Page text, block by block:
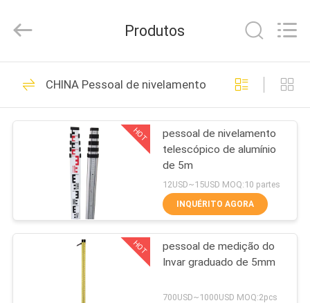
CASA
PRODUTOS
EXCURSÃO
Survey
Instrument
Rights
Prisma de exame
do refletor
23
Avaliação Mini
Prism
33
Produtos
CHINA Pessoal de nivelamento telescópico
HOT
pessoal de nivelamento
telescópico de alumínio
de 5m
12USD~15USD MOQ:10 partes
INQUÉRITO AGORA
HOT
pessoal de medição do
Invar graduado de 5mm
700USD~1000USD MOQ:2pcs